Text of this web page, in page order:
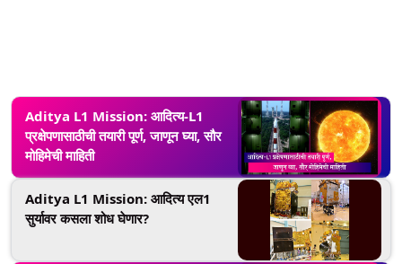
Aditya L1 Mission: आदित्य-L1
प्रक्षेपणासाठीची तयारी पूर्ण, जाणून घ्या, सौर
मोहिमेची माहिती
Aditya L1 Mission: आदित्य एल1
सुर्यावर कसला शोध घेणार?